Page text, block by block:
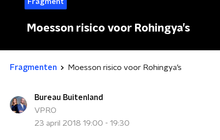
Fragment
Moesson risico voor Rohingya’s
Fragmenten Moesson risico voor Rohingya’s
Bureau Buitenland
VPRO
23 april 2018 19:00 - 19:30